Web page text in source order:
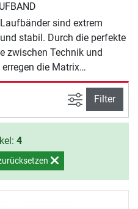
sind extrem
stabil. Durch die perfekte
zwischen Technik und
erregen die Matrix
ein großes Interesse bei
Fitness-Studios weltweit.
große Lauffläche
spezielle Dynamic
Antriebssystem sind nur
die die hochwertigen
von Matrix auszeichnen.
Ansicht
Filter
4